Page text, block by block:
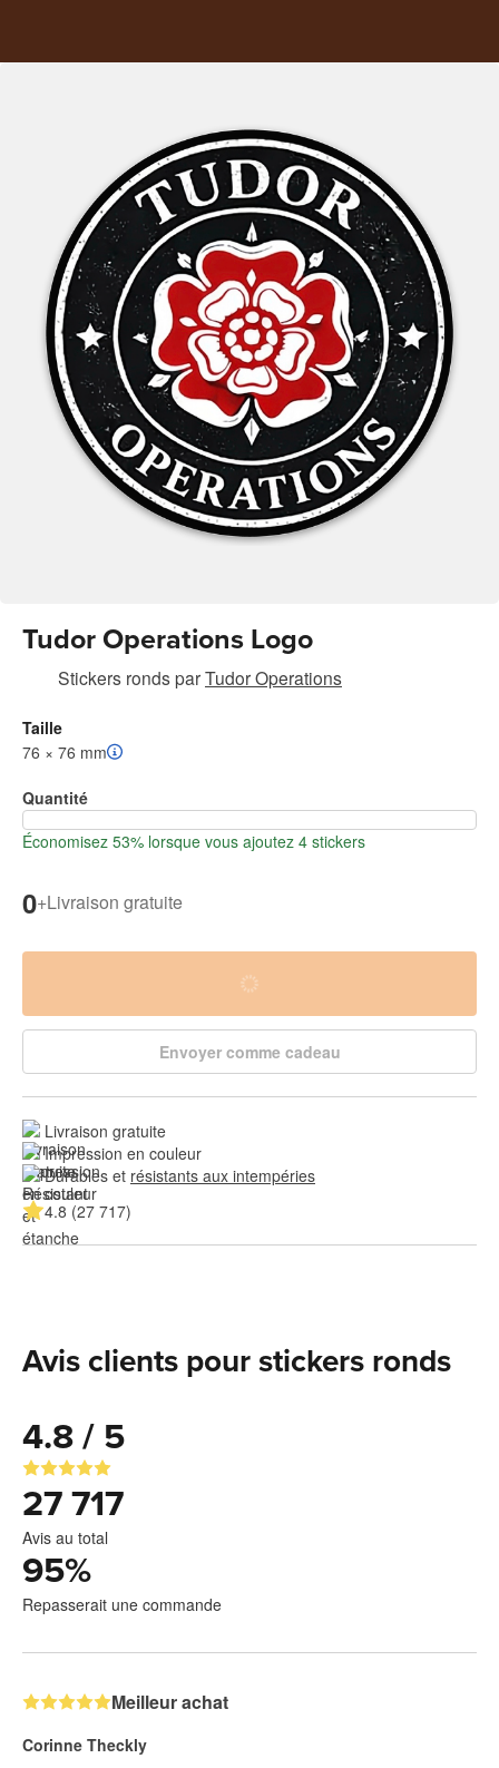
Tudor Operations Logo
Stickers rondsparTudor Operations
Taille
76 × 76 mm
Quantité
Économisez 53% lorsque vous ajoutez 4 stickers
0+Livraison gratuite
Envoyer comme cadeau
Livraison gratuite
Impression en couleur
Durables et résistants aux intempéries
4.8 (27 717)
Avis clients pour stickers ronds
4.8 / 5
27 717
Avis au total
95%
Repasserait une commande
Meilleur achat
Corinne Theckly